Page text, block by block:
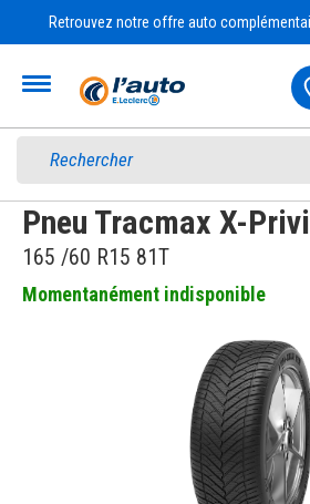
Retrouvez notre offre auto
Pneu Tracmax X-
165 /60 R15 81T
Momentanément indisponible